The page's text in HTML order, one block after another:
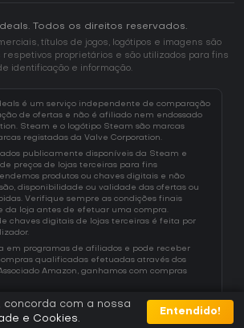
Todos os direitos reservados.
títulos de jogos, logótipos e imagens são
respetivos proprietários e são utilizados para fins
identificação e informação.
é um serviço independente de comparação
de ofertas e não é afiliado nem endossado
Steam e o logótipo Steam são marcas
registadas da Valve Corporation.
publicamente disponíveis da Steam e
preços de lojas terceiras para fins
produtos ou chaves digitais e não
disponibilidade ou validade das ofertas ou
Verifique sempre as condições finais
da loja antes de efetuar uma compra.
chaves digitais de lojas terceiras é feita por
em programas de afiliados e pode receber
qualificadas efetuadas através dos
Amazon, ganhamos com compras
concorda com a nossa
e Cookies
Entendido!